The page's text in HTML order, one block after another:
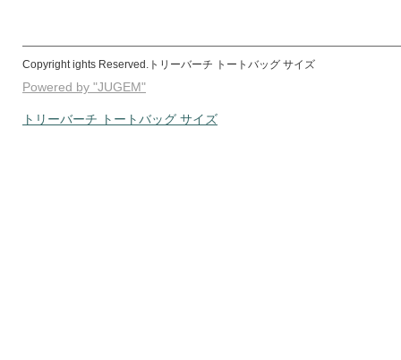
Copyright ights Reserved.トリーバーチ トートバッグ サイズ
Powered by "JUGEM"
トリーバーチ トートバッグ サイズ